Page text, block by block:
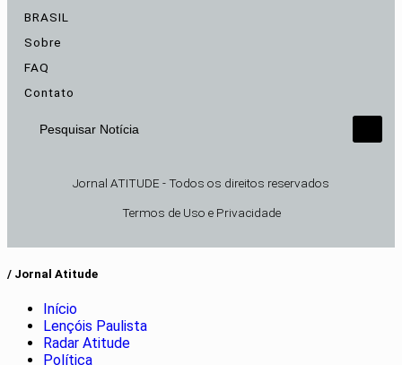
BRASIL
Sobre
FAQ
Contato
Pesquisar Notícia
Jornal ATITUDE - Todos os direitos reservados
Termos de Uso e Privacidade
/ Jornal Atitude
Início
Lençóis Paulista
Radar Atitude
Política